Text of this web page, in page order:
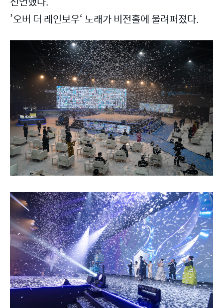
’오버 더 레인보우‘ 노래가 비전홀에 울려퍼졌다.